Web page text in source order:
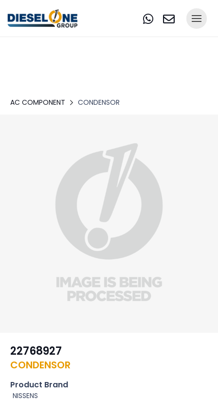
AC COMPONENT CONDENSOR
22768927
CONDENSOR
Product Brand
NISSENS